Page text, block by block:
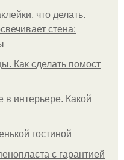
что делать.
стена:
Как сделать помост
в интерьере. Какой
гостиной
с гарантией